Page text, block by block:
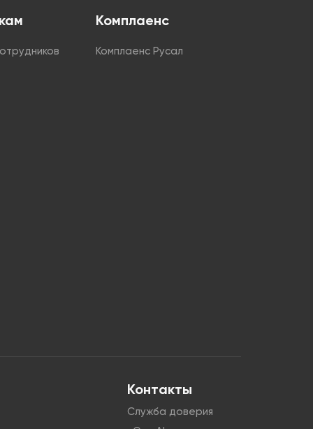
Комплаенс
Комплаенс Русал
Контакты
Служба доверия